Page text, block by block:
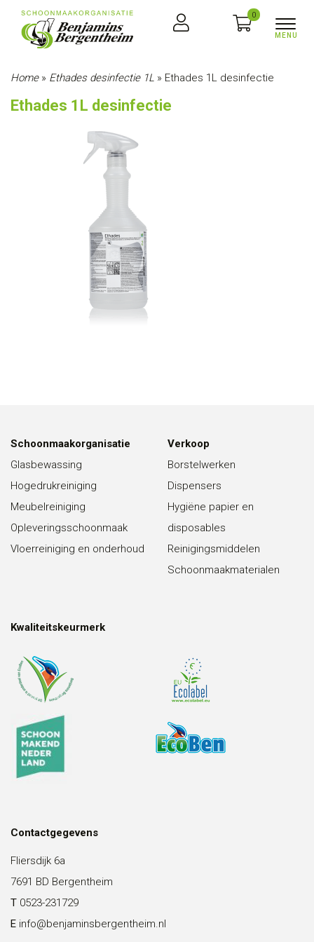
0
Home» Ethades desinfectie 1L » Ethades 1L desinfectie
Ethades 1L desinfectie
Schoonmaakorganisatie
Glasbewassing
Hogedrukreiniging
Meubelreiniging
Opleveringsschoonmaak
Vloerreiniging en onderhoud
Verkoop
Borstelwerken
Dispensers
Hygiëne papier en
disposables
Reinigingsmiddelen
Schoonmaakmaterialen
Kwaliteitskeurmerk
Contactgegevens
Fliersdijk 6a
7691 BD Bergentheim
T 0523-231729
E info@benjaminsbergentheim.nl